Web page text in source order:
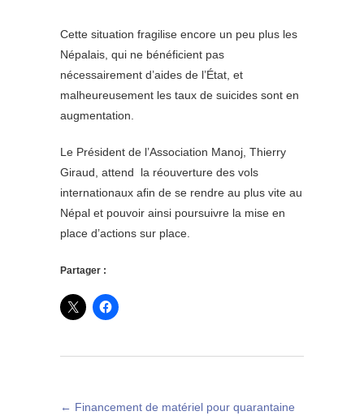
Cette situation fragilise encore un peu plus les
Népalais, qui ne bénéficient pas
nécessairement d’aides de l’État, et
malheureusement les taux de suicides sont en
augmentation.
Le Président de l’Association Manoj, Thierry
Giraud, attend la réouverture des vols
internationaux afin de se rendre au plus vite au
Népal et pouvoir ainsi poursuivre la mise en
place d’actions sur place.
Partager :
← Financement de matériel pour quarantaine